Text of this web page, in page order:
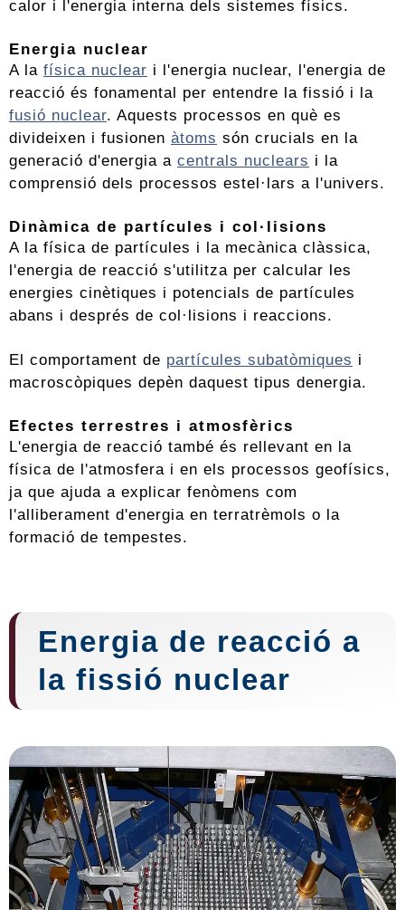
calor i l'energia interna dels sistemes físics.
Energia nuclear
A la física nuclear i l'energia nuclear, l'energia de
reacció és fonamental per entendre la fissió i la
fusió nuclear. Aquests processos en què es
divideixen i fusionen àtoms són crucials en la
generació d'energia a centrals nuclears i la
comprensió dels processos estel·lars a l'univers.
Dinàmica de partícules i col·lisions
A la física de partícules i la mecànica clàssica,
l'energia de reacció s'utilitza per calcular les
energies cinètiques i potencials de partícules
abans i després de col·lisions i reaccions.
El comportament de partícules subatòmiques i
macroscòpiques depèn daquest tipus denergia.
Efectes terrestres i atmosfèrics
L'energia de reacció també és rellevant en la
física de l'atmosfera i en els processos geofísics,
ja que ajuda a explicar fenòmens com
l'alliberament d'energia en terratrèmols o la
formació de tempestes.
Energia de reacció a
la fissió nuclear